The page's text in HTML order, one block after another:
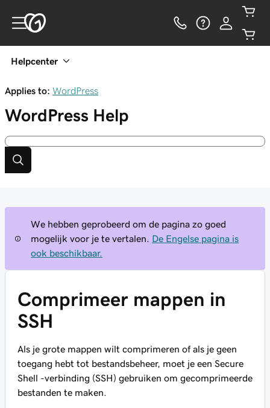
Helpcenter
Applies to: WordPress
WordPress Help
We hebben geprobeerd om de pagina zo goed
mogelijk voor je te vertalen.
De Engelse pagina is
ook beschikbaar.
Comprimeer mappen in
SSH
Als je grote mappen wilt comprimeren of als je geen
toegang hebt tot bestandsbeheer, moet je een Secure
Shell -verbinding (SSH) gebruiken om gecomprimeerde
bestanden te maken.